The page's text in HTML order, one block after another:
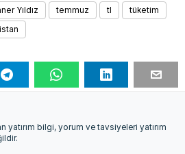
Yıldız temmuz tl
tüketim
yatırım bilgi, yorum ve tavsiyeleri yatırım